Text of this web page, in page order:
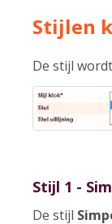
Stijlen
De stijl
Stijl 1 -
De stijl